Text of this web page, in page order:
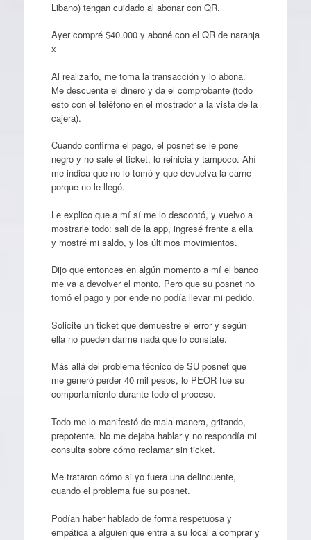
Libano) tengan cuidado al abonar con QR.
Ayer compré $40.000 y aboné con el QR de naranja
x
Al realizarlo, me toma la transacción y lo abona.
Me descuenta el dinero y da el comprobante (todo
esto con el teléfono en el mostrador a la vista de la
cajera).
Cuando confirma el pago, el posnet se le pone
negro y no sale el ticket, lo reinicia y tampoco. Ahí
me indica que no lo tomó y que devuelva la carne
porque no le llegó.
Le explico que a mí sí me lo descontó, y vuelvo a
mostrarle todo: sali de la app, ingresé frente a ella
y mostré mi saldo, y los últimos movimientos.
Dijo que entonces en algún momento a mí el banco
me va a devolver el monto, Pero que su posnet no
tomó el pago y por ende no podía llevar mi pedido.
Solicite un ticket que demuestre el error y según
ella no pueden darme nada que lo constate.
Más allá del problema técnico de SU posnet que
me generó perder 40 mil pesos, lo PEOR fue su
comportamiento durante todo el proceso.
Todo me lo manifestó de mala manera, gritando,
prepotente. No me dejaba hablar y no respondía mi
consulta sobre cómo reclamar sin ticket.
Me trataron cómo si yo fuera una delincuente,
cuando el problema fue su posnet.
Podían haber hablado de forma respetuosa y
empática a alguien que entra a su local a comprar y